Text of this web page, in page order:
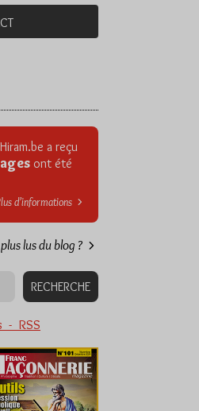
a reçu
ont été
d’informations
lus du blog ?
- RSS